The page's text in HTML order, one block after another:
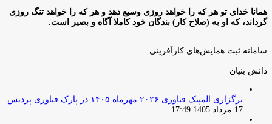
همانا خدای تو هر که را خواهد روزی وسیع دهد و هر که را خواهد تنگ روزی
گرداند، که او به (صلاح کار) بندگان خود کاملا آگاه و بصیر است.
سامانه ثبت همایش‌های کارآفرینی
دانش‌ بنیان‌
برگزاری المپیک فناوری ۲۰۲۶ مهرماه ۱۴۰۵ در پارک فناوری پردیس
17 مرداد 1405 17:49